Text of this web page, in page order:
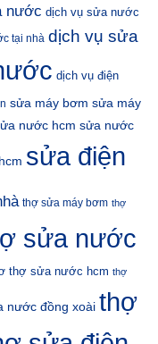
nước dịch vụ sửa nước
tại nhà dịch vụ sửa
dịch vụ điện
sửa máy bơm sửa máy
nước hcm sửa nước
sửa điện
thợ sửa máy bơm thợ
sửa nước
thợ sửa nước hcm thợ
nước đồng xoài thợ